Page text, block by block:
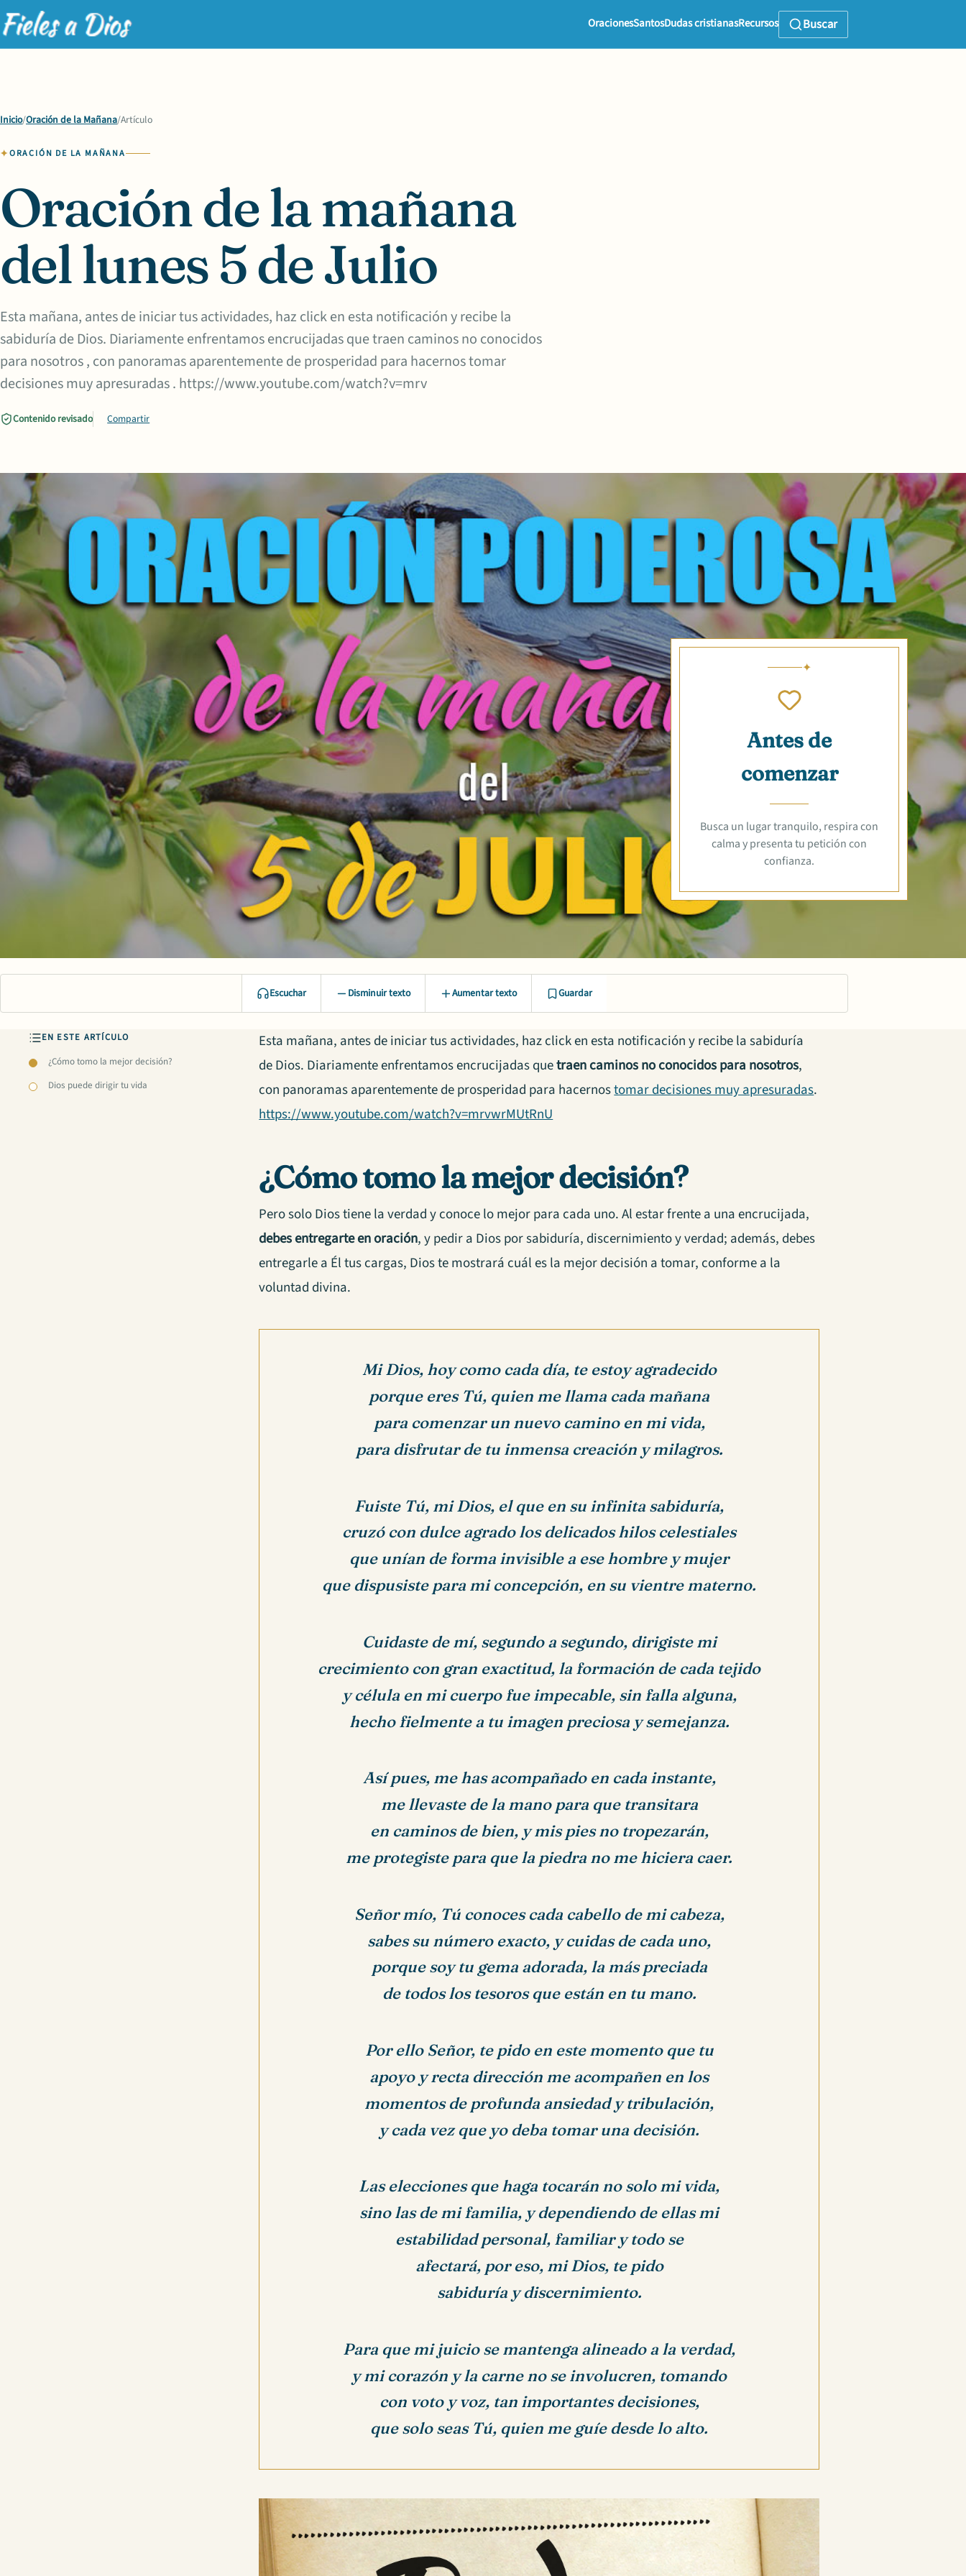
OracionesSantosDudas cristianasRecursos Buscar
Inicio/Oración de la Mañana/Artículo
ORACIÓN DE LA MAÑANA
Oración de la mañana
del lunes 5 de Julio
Esta mañana, antes de iniciar tus actividades, haz click en esta notificación y recibe la
sabiduría de Dios. Diariamente enfrentamos encrucijadas que traen caminos no conocidos
para nosotros , con panoramas aparentemente de prosperidad para hacernos tomar
decisiones muy apresuradas . https://www.youtube.com/watch?v=mrv
Contenido revisado Compartir
Antes de
comenzar
Busca un lugar tranquilo, respira con
calma y presenta tu petición con
confianza.
Escuchar Disminuir texto Aumentar texto Guardar
EN ESTE ARTÍCULO
¿Cómo tomo la mejor decisión?
Dios puede dirigir tu vida
Esta mañana, antes de iniciar tus actividades, haz click en esta notificación y recibe la sabiduría
de Dios. Diariamente enfrentamos encrucijadas quetraen caminos no conocidos para nosotros,
con panoramas aparentemente de prosperidad para hacernostomar decisiones muy apresuradas.
https://www.youtube.com/watch?v=mrvwrMUtRnU
¿Cómo tomo la mejor decisión?
Pero solo Dios tiene la verdad y conoce lo mejor para cada uno. Al estar frente a una encrucijada,
debes entregarte en oración, y pedir a Dios por sabiduría, discernimiento y verdad; además, debes
entregarle a Él tus cargas, Dios te mostrará cuál es la mejor decisión a tomar, conforme a la
voluntad divina.
Mi Dios, hoy como cada día, te estoy agradecido
porque eres Tú, quien me llama cada mañana
para comenzar un nuevo camino en mi vida,
para disfrutar de tu inmensa creación y milagros.
Fuiste Tú, mi Dios, el que en su infinita sabiduría,
cruzó con dulce agrado los delicados hilos celestiales
que unían de forma invisible a ese hombre y mujer
que dispusiste para mi concepción, en su vientre materno.
Cuidaste de mí, segundo a segundo, dirigiste mi
crecimientocon gran exactitud, la formación de cada tejido
y célula en mi cuerpo fue impecable, sin falla alguna,
hecho fielmente a tu imagen preciosa y semejanza.
Así pues, me has acompañado en cada instante,
me llevaste de la mano para que transitara
en caminos de bien, y mis pies no tropezarán,
me protegiste para que la piedra no me hiciera caer.
Señor mío, Tú conoces cada cabello de mi cabeza,
sabes su número exacto, y cuidas de cada uno,
porque soy tu gema adorada, la más preciada
de todos los tesoros que están en tu mano.
Por ello Señor, te pido en este momento que tu
apoyo y recta dirección me acompañen en los
momentos de profunda ansiedad y tribulación,
y cada vez que yo deba tomar una decisión.
Las elecciones que haga tocarán no solo mi vida,
sino las de mi familia, y dependiendo de ellas mi
estabilidad personal, familiar y todo se
afectará, por eso, mi Dios, te pido
sabiduría y discernimiento.
Para que mi juicio se mantenga alineado a la verdad,
y mi corazón y la carne no se involucren, tomando
con voto y voz, tan importantes decisiones,
que solo seas Tú, quien me guíe desde lo alto.